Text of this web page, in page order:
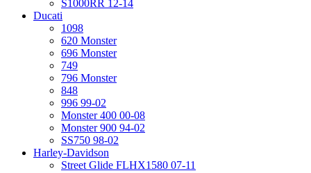
S1000RR 12-14
Ducati
1098
620 Monster
696 Monster
749
796 Monster
848
996 99-02
Monster 400 00-08
Monster 900 94-02
SS750 98-02
Harley-Davidson
Street Glide FLHX1580 07-11